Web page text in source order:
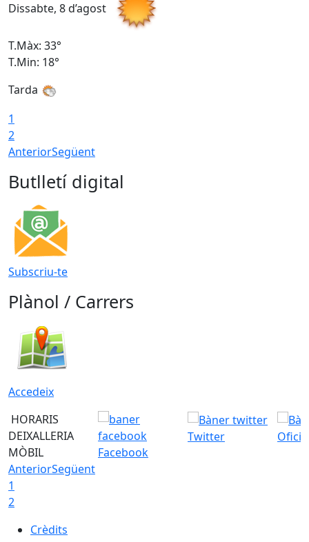
Dissabte, 8 d’agost
T.Màx: 33°
T.Min: 18°
Tarda
1
2
AnteriorSegüent
Butlletí digital
Subscriu-te
Plànol / Carrers
Accedeix
HORARIS
DEIXALLERIA
MÒBIL
Facebook
Twitter
AnteriorSegüent
1
2
Crèdits